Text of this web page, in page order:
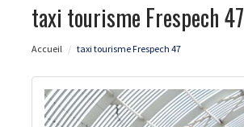
taxi tourisme Frespech 47
Accueil taxi tourisme Frespech 47